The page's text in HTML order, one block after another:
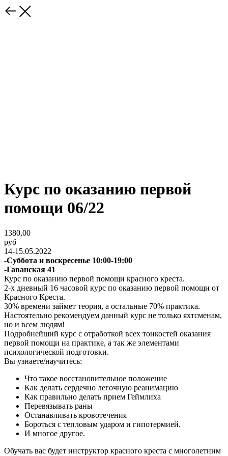
Курс по оказанию первой
помощи 06/22
1380,00
руб
14-15.05.2022
-Суббота и воскресенье 10:00-19:00
-Гаванская 41
Курс по оказанию первой помощи красного креста.
2-х дневный 16 часовой курс по оказанию первой помощи от
Красного Креста.
30% времени займет теория, а остальные 70% практика.
Настоятельно рекомендуем данный курс не только яхтсменам,
но и всем людям!
Подробнейший курс с отработкой всех тонкостей оказания
первой помощи на практике, а так же элементами
психологической подготовки.
Вы узнаете/научитесь:
Что такое восстановительное положение
Как делать сердечно легочную реанимацию
Как правильно делать прием Геймлиха
Перевязывать раны
Останавливать кровотечения
Бороться с тепловым ударом и гипотермией.
И многое другое.
Обучать вас будет инструктор красного креста с многолетним